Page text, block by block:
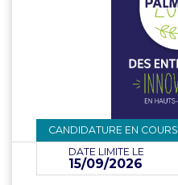
CANDIDATURE EN COURS
DATE LIMITE LE
15/09/2026